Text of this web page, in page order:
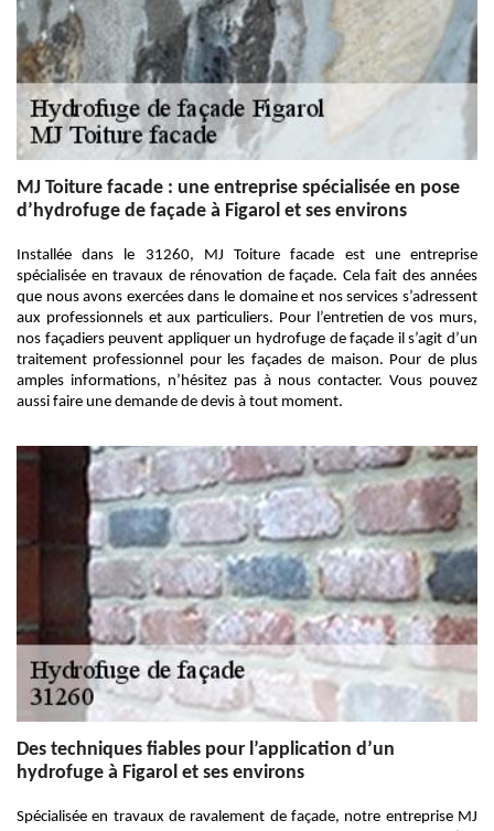
MJ Toiture facade : une entreprise spécialisée en pose
d’hydrofuge de façade à Figarol et ses environs
Installée dans le 31260, MJ Toiture facade est une entreprise
spécialisée en travaux de rénovation de façade. Cela fait des années
que nous avons exercées dans le domaine et nos services s’adressent
aux professionnels et aux particuliers. Pour l’entretien de vos murs,
nos façadiers peuvent appliquer un hydrofuge de façade il s’agit d’un
traitement professionnel pour les façades de maison. Pour de plus
amples informations, n’hésitez pas à nous contacter. Vous pouvez
aussi faire une demande de devis à tout moment.
Des techniques fiables pour l’application d’un
hydrofuge à Figarol et ses environs
Spécialisée en travaux de ravalement de façade, notre entreprise MJ